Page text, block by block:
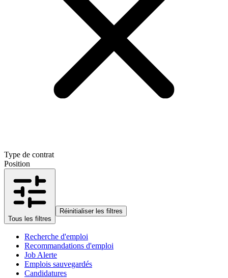
Type de contrat
Position
Tous les filtres
Réinitialiser les filtres
Recherche d'emploi
Recommandations d'emploi
Job Alerte
Emplois sauvegardés
Candidatures